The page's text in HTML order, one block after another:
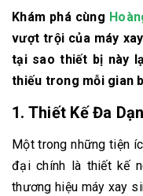
Khám phá cùng
vượt trội của máy
tại sao thiết bị này
thiếu trong mỗi gian
1. Thiết Kế Đa
Một trong những tiện
đại chính là thiết kế
thương hiệu máy xay